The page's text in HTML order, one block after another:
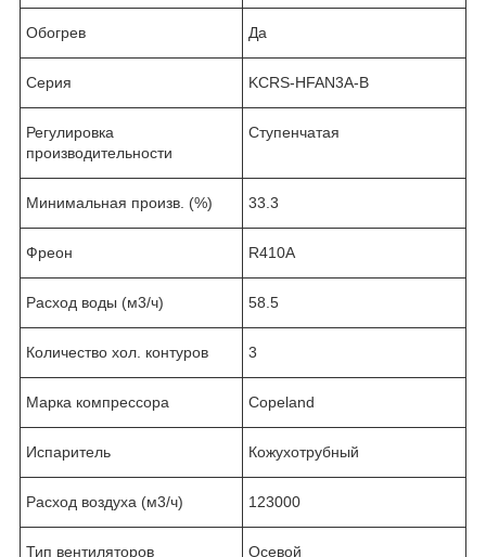
Обогрев Да
Серия KCRS-HFAN3A-B
Регулировка
производительности
Ступенчатая
Минимальная произв. (%) 33.3
Фреон R410A
Расход воды (м3/ч) 58.5
Количество хол. контуров 3
Марка компрессора Copeland
Испаритель Кожухотрубный
Расход воздуха (м3/ч) 123000
Тип вентиляторов Осевой